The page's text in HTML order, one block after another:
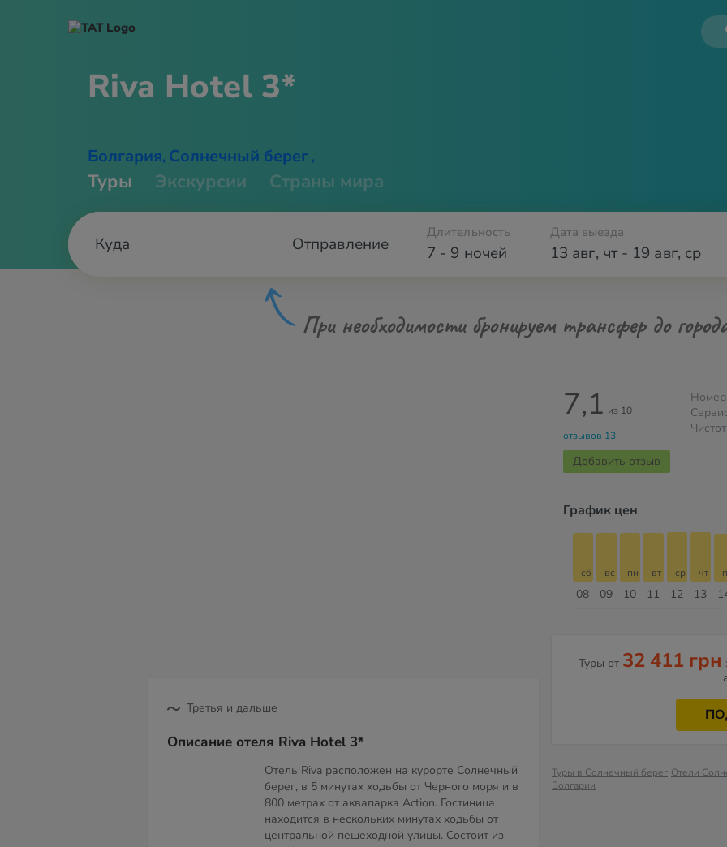
Riva Hotel 3*
Болгария, Солнечный берег ,
Туры Экскурсии Страны мира
Отправление 7 - 9 ночей
Длительность Дата выезда
13 авг, чт- 19 авг, ср
При необходимости бронируем трансфер до
Третья и дальше
Описание отеля Riva Hotel 3*
Отель Riva расположен на курорте Солнечный
берег, в 5 минутах ходьбы от Черного моря и в
800 метрах от аквапарка Action. Гостиница
находится в нескольких минутах ходьбы от
центральной пешеходной улицы. Состоит из
7,1 из 10
отзывов 13
Добавить отзыв
График цен
08
сб
09
вс
10
пн
11
вт
12
ср
13
чт
Туры от 32 411 грн
Туры в Солнечный берег Отели
Болгарии